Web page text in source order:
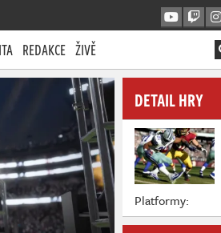
REDAKCE ŽIVĚ
DETAIL HRY
Platformy: